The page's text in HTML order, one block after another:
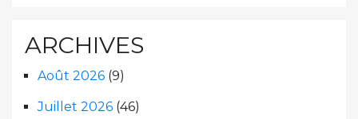
ARCHIVES
Août 2026 (9)
Juillet 2026 (46)